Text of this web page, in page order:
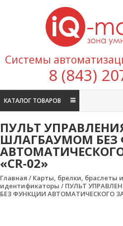
Перейти к содержимому
Системы
8 (843)
КАТАЛОГ ТОВАРОВ
ПУЛЬТ
ШЛАГБАУМОМ
«CR-02»
Главная / Карты, брелки, браслеты
идентификаторы / ПУЛЬТ
БЕЗ ФУНКЦИИ АВТОМАТИЧЕСКОГО